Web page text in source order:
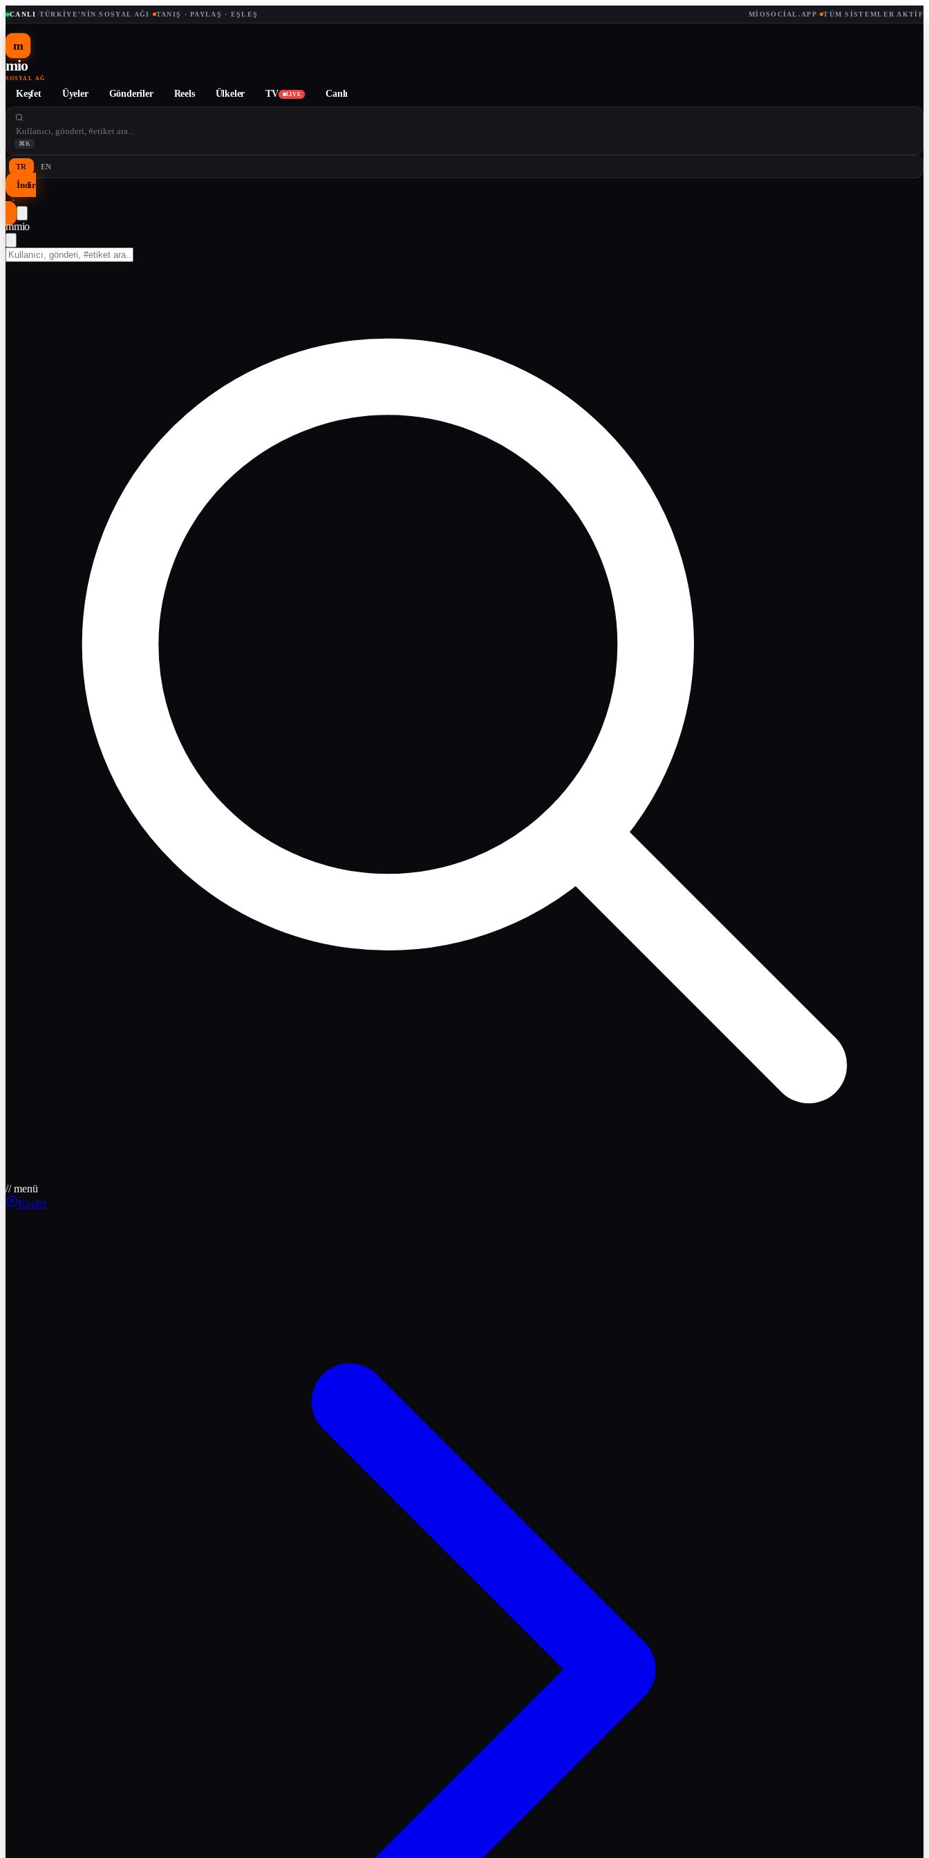
CANLI ·TÜRKIYE'NIN SOSYAL AĞI· TANIŞ · PAYLAŞ · EŞLEŞ MIOSOCIAL.APP· TÜM SISTEMLER AKTIF
m
mio
SOSYAL AĞ
Keşfet Üyeler Gönderiler Reels Ülkeler TV LIVE Canlı
⌘K
TR EN
İndir
↓
mmio
// menü
Keşfet